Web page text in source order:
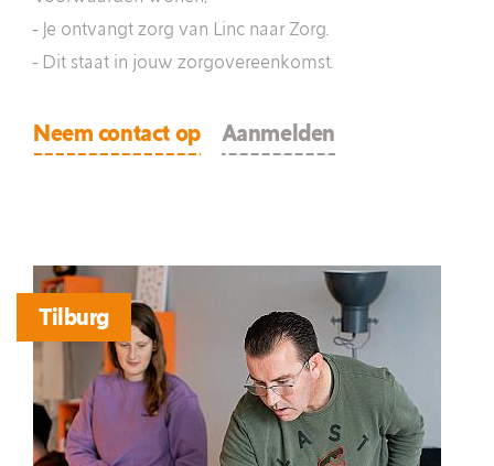
- Je ontvangt zorg van Linc naar Zorg.
- Dit staat in jouw zorgovereenkomst.
Neem contact op Aanmelden
Tilburg